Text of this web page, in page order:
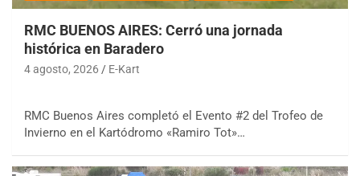
RMC BUENOS AIRES: Cerró una jornada
histórica en Baradero
4 agosto, 2026 E-Kart
RMC Buenos Aires completó el Evento #2 del Trofeo de
Invierno en el Kartódromo «Ramiro Tot»…